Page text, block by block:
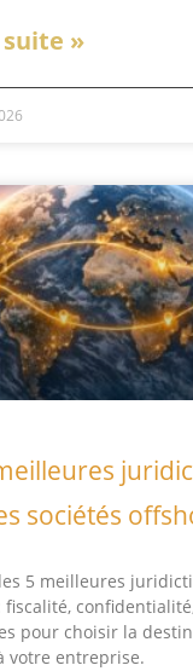
»
sociétés
5 meilleures
fiscalité,
pour choisir la
votre entreprise.